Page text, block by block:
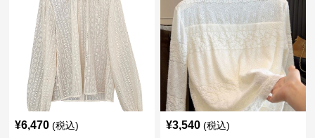
¥6,470 (税込) ¥3,540 (税込)